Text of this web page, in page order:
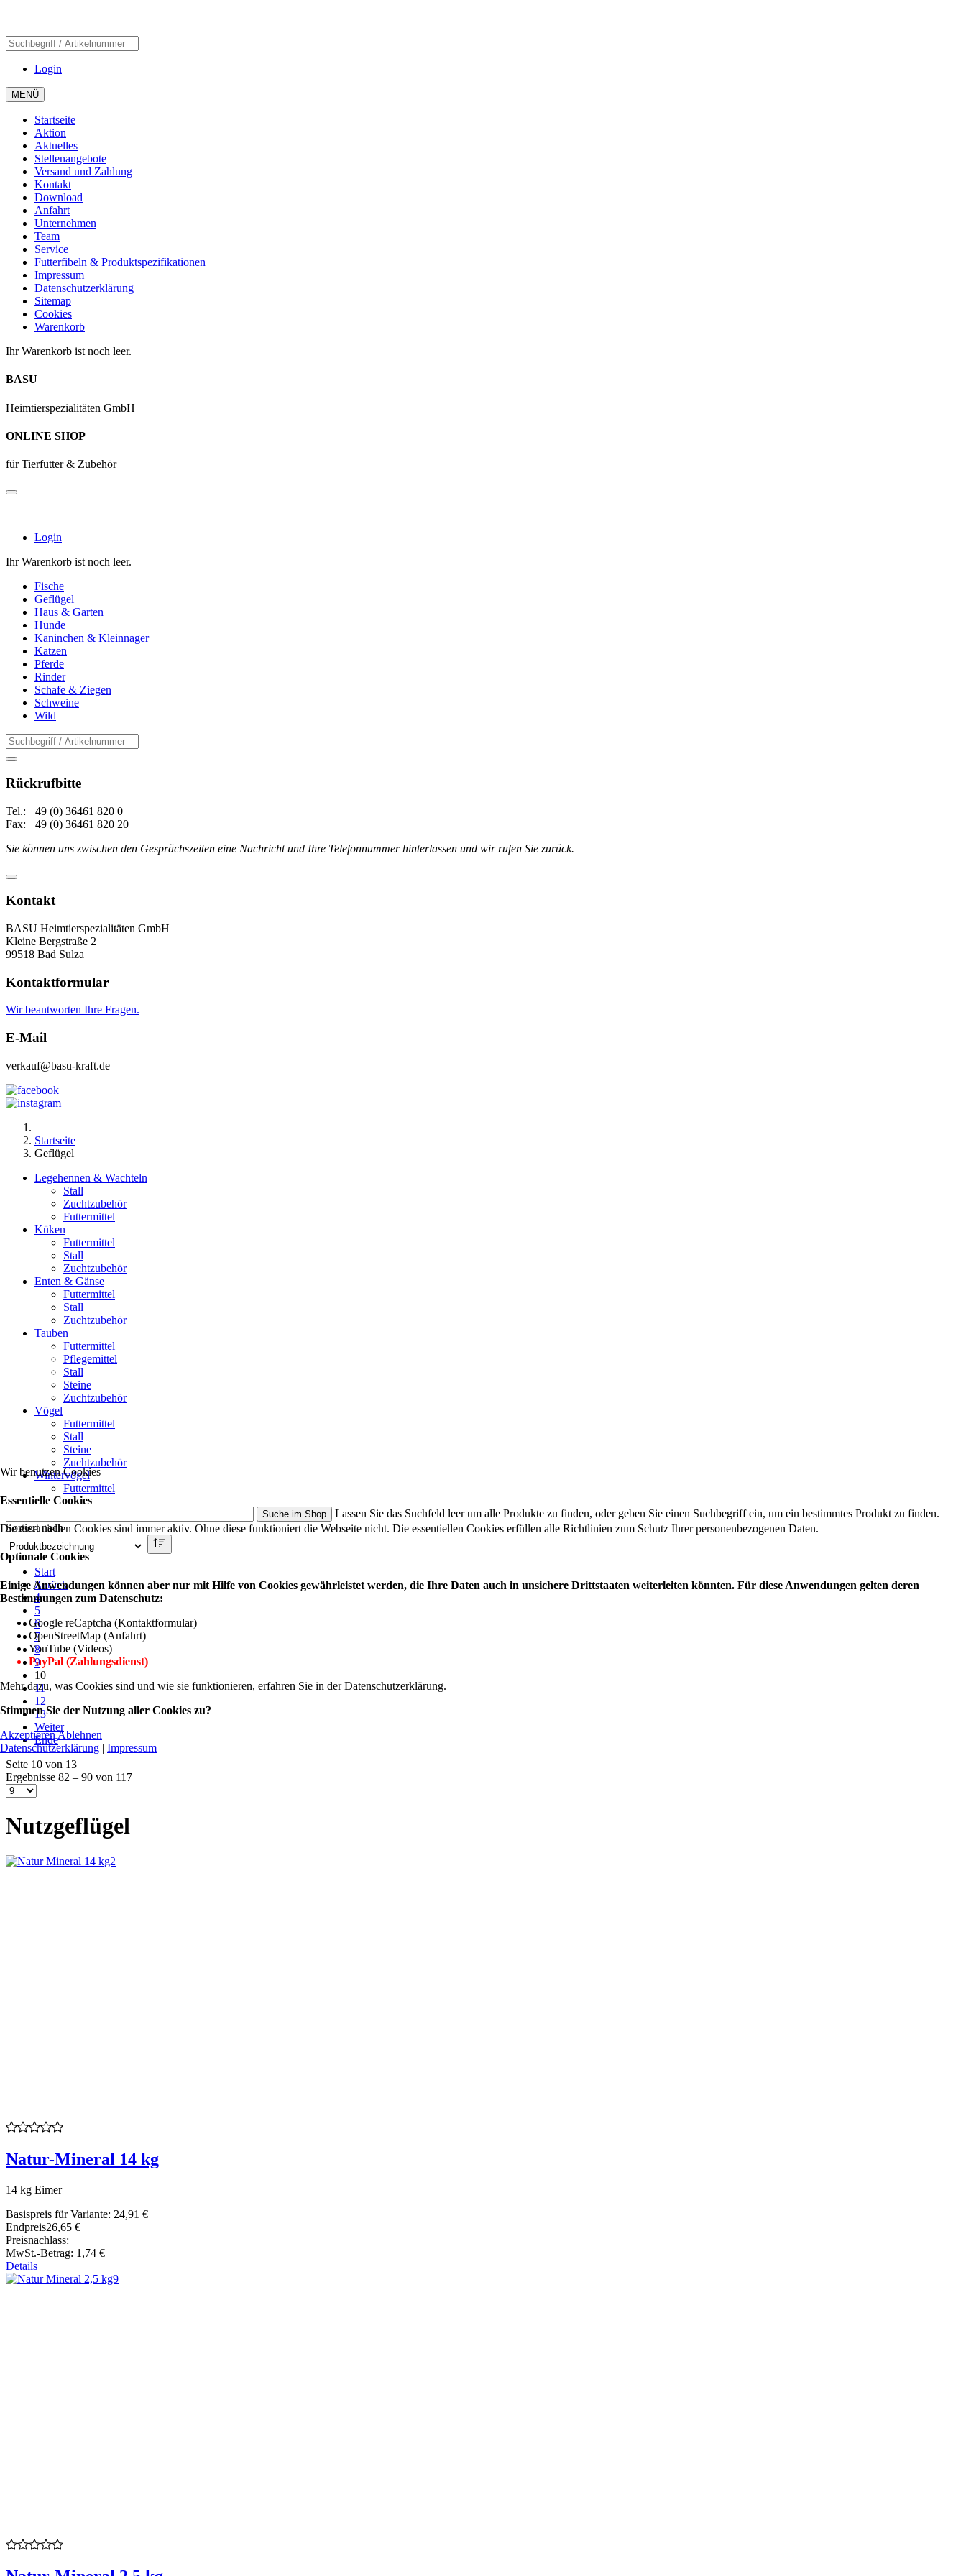
Login
MENÜ
Startseite
Aktion
Aktuelles
Stellenangebote
Versand und Zahlung
Kontakt
Download
Anfahrt
Unternehmen
Team
Service
Futterfibeln & Produktspezifikationen
Impressum
Datenschutzerklärung
Sitemap
Cookies
Warenkorb
Ihr Warenkorb ist noch leer.
BASU
Heimtierspezialitäten GmbH
ONLINE SHOP
für Tierfutter & Zubehör
Login
Ihr Warenkorb ist noch leer.
Fische
Geflügel
Haus & Garten
Hunde
Kaninchen & Kleinnager
Katzen
Pferde
Rinder
Schafe & Ziegen
Schweine
Wild
Rückrufbitte
Tel.: +49 (0) 36461 820 0
Fax: +49 (0) 36461 820 20
Sie können uns zwischen den Gesprächszeiten eine Nachricht und Ihre Telefonnummer hinterlassen und wir rufen Sie zurück.
Kontakt
BASU Heimtierspezialitäten GmbH
Kleine Bergstraße 2
99518 Bad Sulza
Kontaktformular
Wir beantworten Ihre Fragen.
E-Mail
verkauf@basu-kraft.de
Startseite
Geflügel
Legehennen & Wachteln
Stall
Zuchtzubehör
Futtermittel
Küken
Futtermittel
Stall
Zuchtzubehör
Enten & Gänse
Futtermittel
Stall
Zuchtzubehör
Tauben
Futtermittel
Pflegemittel
Stall
Steine
Zuchtzubehör
Vögel
Futtermittel
Stall
Steine
Zuchtzubehör
Wintervögel
Futtermittel
Lassen Sie das Suchfeld leer um alle Produkte zu finden, oder geben Sie einen Suchbegriff ein, um ein bestimmtes Produkt zu finden.
Sortiert nach
Start
Zurück
4
5
6
7
8
9
10
11
12
13
Weiter
Ende
Seite 10 von 13
Ergebnisse 82 – 90 von 117
Nutzgeflügel
Natur-Mineral 14 kg
14 kg Eimer
Basispreis für Variante: 24,91 €
Endpreis26,65 €
Preisnachlass:
MwSt.-Betrag: 1,74 €
Details
Wir benutzen Cookies
Essentielle Cookies
Die essentiellen Cookies sind immer aktiv. Ohne diese funktioniert die Webseite nicht. Die essentiellen Cookies erfüllen alle Richtlinien zum Schutz Ihrer personenbezogenen Daten.
Optionale Cookies
Einige Anwendungen können aber nur mit Hilfe von Cookies gewährleistet werden, die Ihre Daten auch in unsichere Drittstaaten weiterleiten könnten. Für diese Anwendungen gelten deren
Bestimmungen zum Datenschutz:
Google reCaptcha (Kontaktformular)
OpenStreetMap (Anfahrt)
YouTube (Videos)
PayPal (Zahlungsdienst)
Mehr dazu, was Cookies sind und wie sie funktionieren, erfahren Sie in der Datenschutzerklärung.
Stimmen Sie der Nutzung aller Cookies zu?
AkzeptierenAblehnen
Datenschutzerklärung | Impressum